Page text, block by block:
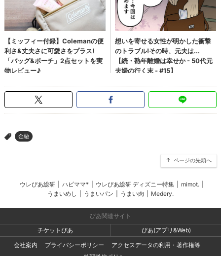
> 金融
ページの先頭へ
ウレぴあ総研 ハピママ* ウレぴあ総研 ディズニー特集 mimot.
うまいめし
うまいパン うまい肉 Medery.
ぴあ関連サイト
チケットぴあ
ぴあ(アプリ&Web)
会社案内
プライバシーポリシー
アクセスデータの利用・著作権等